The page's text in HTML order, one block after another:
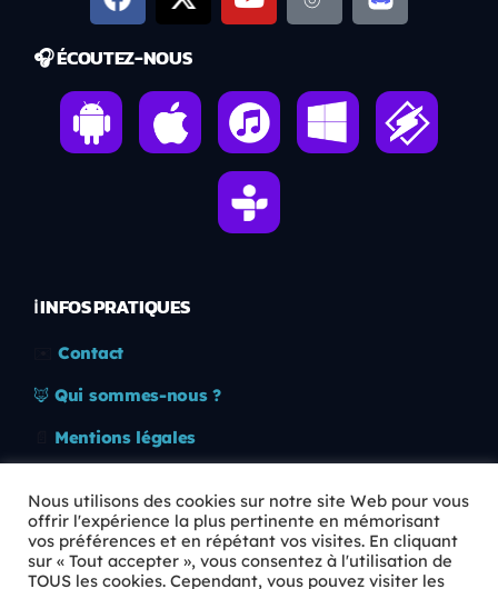
🎧 ÉCOUTEZ-NOUS
ℹ️ INFOS PRATIQUES
Contact
🦊 Qui sommes-nous ?
Mentions légales
🛡️ RGPD
Copyright © 2026 Animkids. Tous droits réservés.
Nous utilisons des cookies sur notre site Web pour vous
offrir l'expérience la plus pertinente en mémorisant
vos préférences et en répétant vos visites. En cliquant
sur « Tout accepter », vous consentez à l'utilisation de
TOUS les cookies. Cependant, vous pouvez visiter les